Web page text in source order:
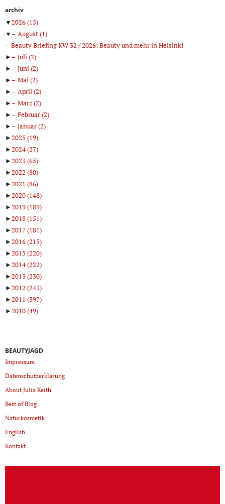
archiv
▼2026(15)
▼
August(1)
Beauty Briefing KW 32 / 2026: Beauty und mehr in Helsinki
►
Juli(2)
►
Juni(2)
►
Mai(2)
►
April(2)
►
März(2)
►
Februar(2)
►
Januar(2)
►2025 (19)
►2024(27)
►2023(65)
►2022 (80)
►2021 (86)
►2020(148)
►2019(189)
►2018(151)
►2017(181)
►2016(215)
►2015 (220)
►2014(222)
►2013(230)
►2012 (243)
►2011 (397)
►2010(49)
BEAUTYJAGD
Impressum
Datenschutzerklärung
About Julia Keith
Best of Blog
Naturkosmetik
English
Kontakt